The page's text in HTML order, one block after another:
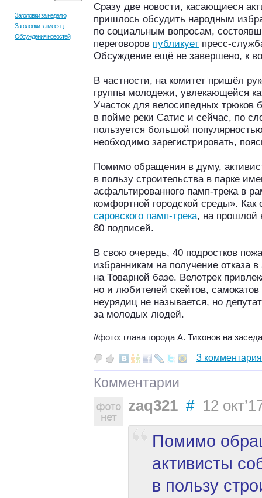
Заголовки за неделю
Заголовки за месяц
Обсуждения новостей
Сразу две новости, касающиеся
пришлось обсудить народным
по социальным вопросам,
переговоров публикует пресс-
Обсуждение ещё не завершено, к
В частности, на комитет пришёл
группы молодежи, увлекающейся
Участок для велосипедных
в пойме реки Сатис и сейчас, по
пользуется большой
необходимо зарегистрировать,
Помимо обращения в думу,
в пользу строительства в парке
асфальтированного памп-трека в
комфортной городской среды».
саровского памп-трека, на прошлой
80 подписей.
В свою очередь, 40 подростков
избранникам на получение отказа
на Товарной базе. Велотрек
но и любителей скейтов,
неурядиц не называется, но
за молодых людей.
//фото: глава города А. Тихонов на
3 комментария
Комментарии
zaq321 #12
Помимо
активисты
в пользу